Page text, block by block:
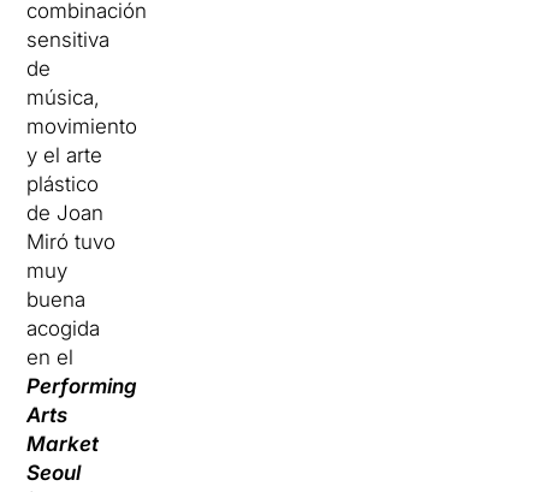
combinación
sensitiva
de
música,
movimiento
y el arte
plástico
de Joan
Miró tuvo
muy
buena
acogida
en el
Performing
Arts
Market
Seoul